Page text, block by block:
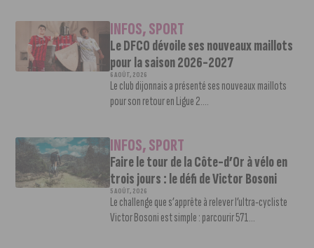
INFOS,SPORT
Le DFCO dévoile ses nouveaux maillots
pour la saison 2026-2027
6 AOÛT, 2026
Le club dijonnais a présenté ses nouveaux maillots
pour son retour en Ligue 2....
INFOS,SPORT
Faire le tour de la Côte-d’Or à vélo en
trois jours : le défi de Victor Bosoni
5 AOÛT, 2026
Le challenge que s’apprête à relever l’ultra-cycliste
Victor Bosoni est simple : parcourir 571...